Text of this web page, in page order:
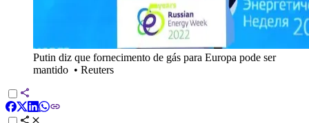
Putin diz que fornecimento de gás para Europa pode ser
mantido • Reuters